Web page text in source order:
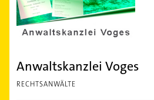
Anwaltskanzlei Voges
RECHTSANWÄLTE